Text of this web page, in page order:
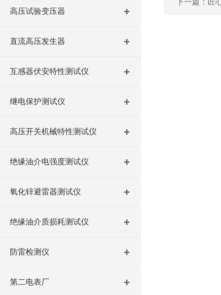
高压试验变压器
直流高压发生器
互感器伏安特性测试仪
继电保护测试仪
高压开关机械特性测试仪
绝缘油介电强度测试仪
氧化锌避雷器测试仪
绝缘油介质损耗测试仪
防雷检测仪
第二电表厂
下一篇： 匠